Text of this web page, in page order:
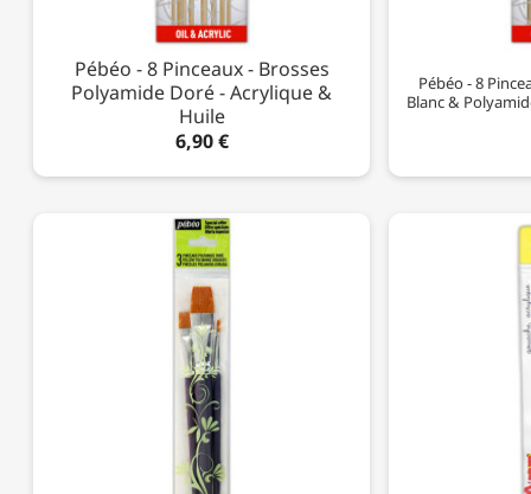
Pébéo - 8 Pinceaux - Brosses
Polyamide Doré - Acrylique &
Huile
6,90 €
Pébéo - 8
Blanc &